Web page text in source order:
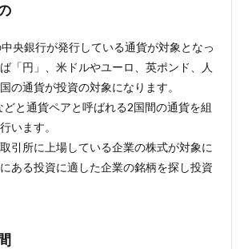
央銀行が発行している通貨が対象となっ
「円」、米ドルやユーロ、英ポンド、人
の通貨が投資の対象になります。
と通貨ペアと呼ばれる2国間の通貨を組
います。
引所に上場している企業の株式が対象に
ある投資に適した企業の銘柄を探し投資